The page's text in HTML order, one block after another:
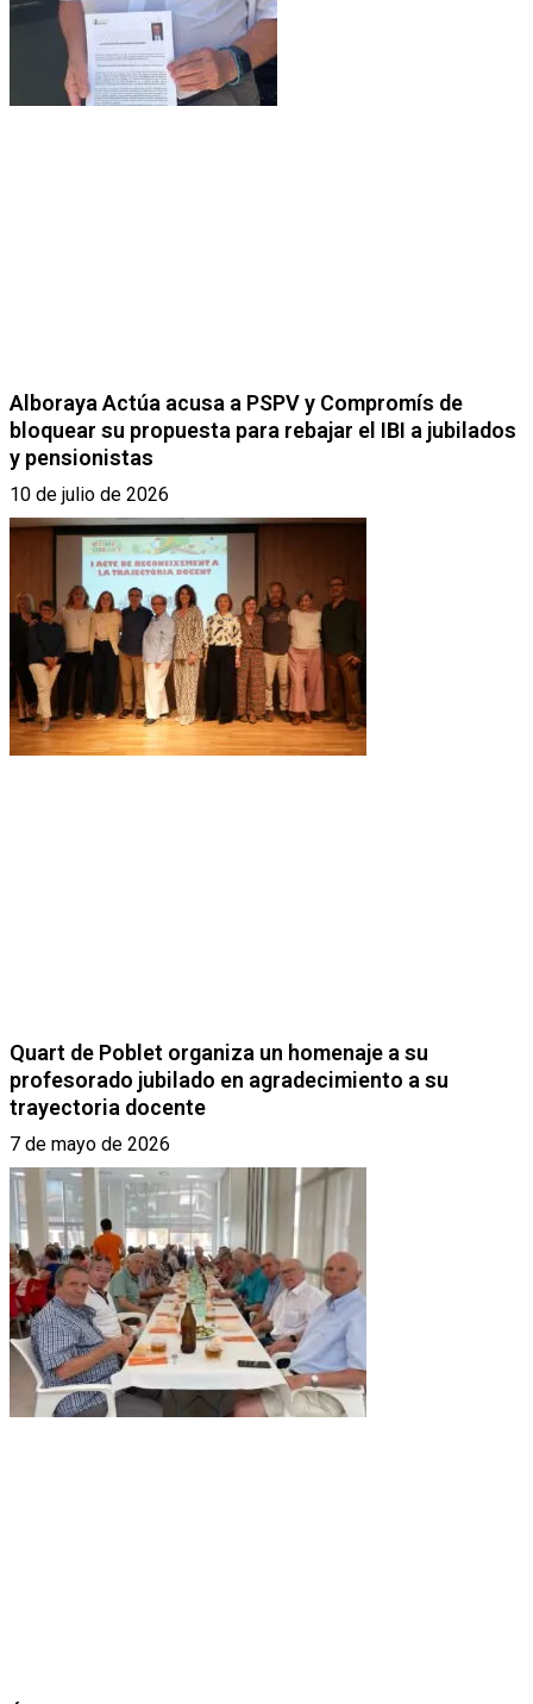
Alboraya Actúa acusa a PSPV y Compromís de
bloquear su propuesta para rebajar el IBI a jubilados
y pensionistas
10 de julio de 2026
Quart de Poblet organiza un homenaje a su
profesorado jubilado en agradecimiento a su
trayectoria docente
7 de mayo de 2026